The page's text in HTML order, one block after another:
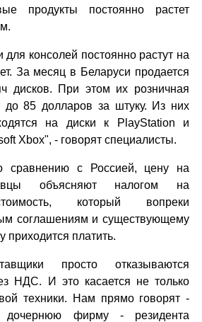
продукты постоянно растет
консолей постоянно растут на
За месяц в Беларуси продается
дисков. При этом их розничная
до 85 долларов за штуку. Из них
на диски к PlayStation и
Xbox", - говорят специалисты.
сравнению с Россией, цену на
объясняют налогом на
который вопреки
соглашениям и существующему
платить.
просто отказываются
НДС. И это касается не только
техники. Нам прямо говорят -
дочернюю фирму - резидента